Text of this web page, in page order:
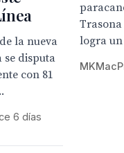
Trasona
logra un
la nueva
disputa
con 81
6 días